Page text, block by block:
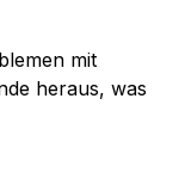
mit
heraus, was